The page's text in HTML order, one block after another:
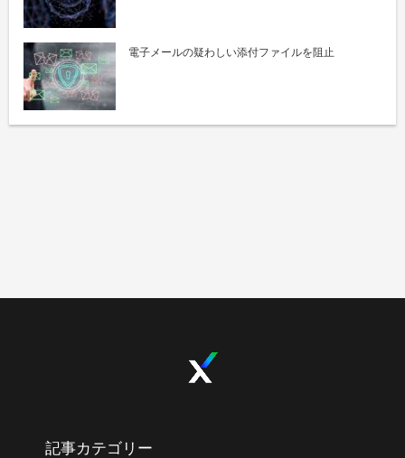
電子メールの疑わしい添付ファイルを阻止
記事カテゴリー